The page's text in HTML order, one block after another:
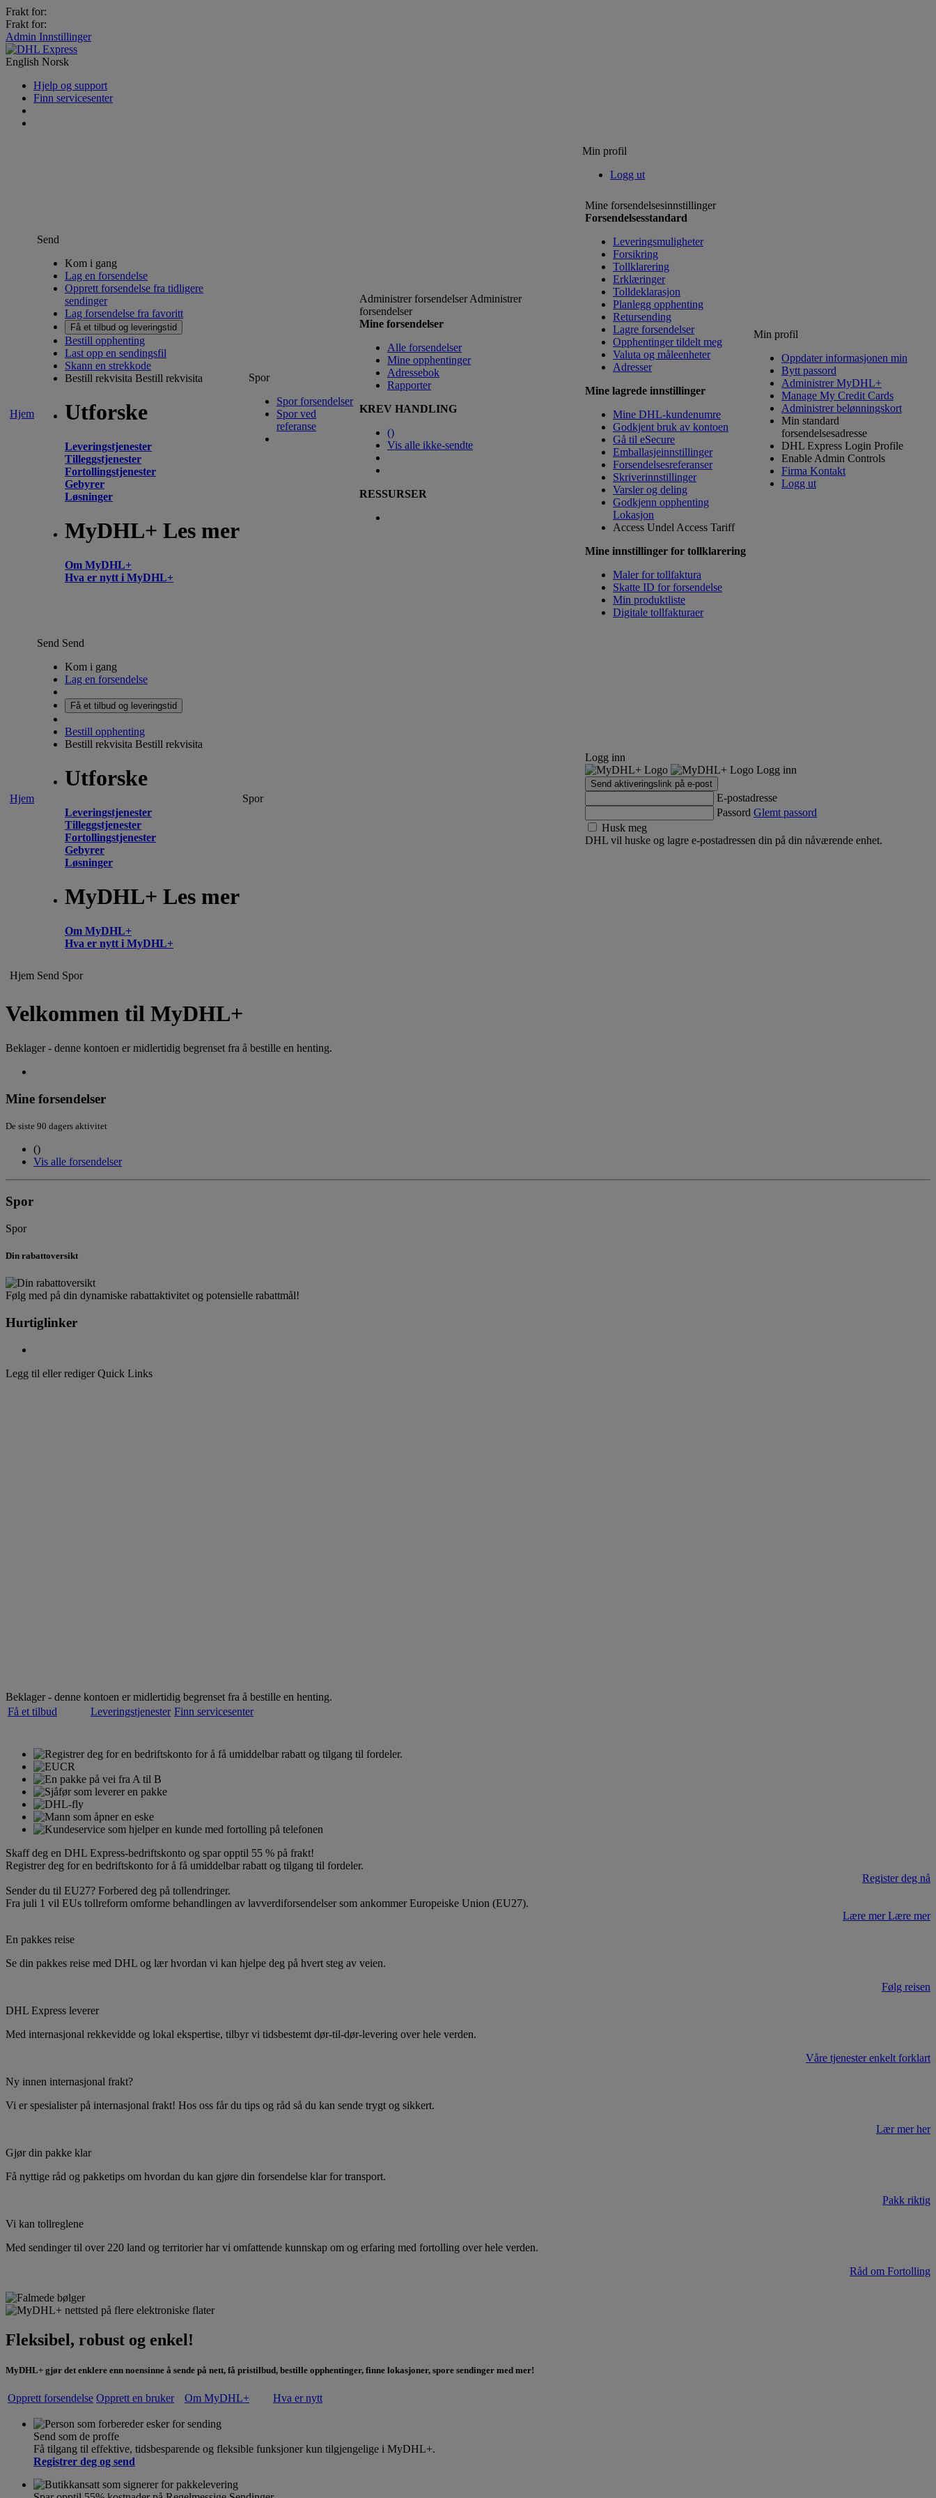
Frakt for:
Frakt for:
Admin Innstillinger
English Norsk
Hjelp og support
Finn servicesenter
Min profil
Logg ut
Hjem
Send
Kom i gang
Lag en forsendelse
Opprett forsendelse fra tidligere
sendinger
Lag forsendelse fra favoritt
Få et tilbud og leveringstid
Bestill opphenting
Last opp en sendingsfil
Skann en strekkode
Bestill rekvisita Bestill rekvisita
Utforske
Leveringstjenester
Tilleggstjenester
Fortollingstjenester
Gebyrer
Løsninger
MyDHL+ Les mer
Om MyDHL+
Hva er nytt i MyDHL+
Spor
Spor forsendelser
Spor ved
referanse
Administrer forsendelserAdministrer
forsendelser
Mine forsendelser
Alle forsendelser
Mine opphentinger
Adressebok
Rapporter
KREV HANDLING
()
Vis alle ikke-sendte
RESSURSER
Mine forsendelsesinnstillinger
Forsendelsesstandard
Leveringsmuligheter
Forsikring
Tollklarering
Erklæringer
Tolldeklarasjon
Planlegg opphenting
Retursending
Lagre forsendelser
Opphentinger tildelt meg
Valuta og måleenheter
Adresser
Mine lagrede innstillinger
Mine DHL-kundenumre
Godkjent bruk av kontoen
Gå til eSecure
Emballasjeinnstillinger
Forsendelsesreferanser
Skriverinnstillinger
Varsler og deling
Godkjenn opphenting
Lokasjon
Access Undel Access Tariff
Mine innstillinger for tollklarering
Maler for tollfaktura
Skatte ID for forsendelse
Min produktliste
Digitale tollfakturaer
Min profil
Oppdater informasjonen min
Bytt passord
Administrer MyDHL+
Manage My Credit Cards
Administrer belønningskort
Min standard
forsendelsesadresse
DHL Express Login Profile
Enable Admin Controls
Firma Kontakt
Logg ut
Hjem
Send Send
Kom i gang
Lag en forsendelse
Få et tilbud og leveringstid
Bestill opphenting
Bestill rekvisita Bestill rekvisita
Utforske
Leveringstjenester
Tilleggstjenester
Fortollingstjenester
Gebyrer
Løsninger
MyDHL+ Les mer
Om MyDHL+
Hva er nytt i MyDHL+
Spor
Logg inn
Logg inn
Send aktiveringslink på e-post
E-postadresse
Passord Glemt passord
Husk meg
DHL vil huske og lagre e-postadressen din på din nåværende enhet.
Hjem Send Spor
Velkommen til MyDHL+
Beklager - denne kontoen er midlertidig begrenset fra å bestille en henting.
Mine forsendelser
De siste 90 dagers aktivitet
()
Vis alle forsendelser
Spor
Spor
Din rabattoversikt
Følg med på din dynamiske rabattaktivitet og potensielle rabattmål!
Hurtiglinker
Legg til eller rediger Quick Links
Beklager - denne kontoen er midlertidig begrenset fra å bestille en henting.
Få et tilbud
Leveringstjenester Finn servicesenter
Skaff deg en DHL Express-bedriftskonto og spar opptil 55 % på frakt!
Registrer deg for en bedriftskonto for å få umiddelbar rabatt og tilgang til fordeler.
Register deg nå
Sender du til EU27? Forbered deg på tollendringer.
Fra juli 1 vil EUs tollreform omforme behandlingen av lavverdiforsendelser som ankommer Europeiske Union (EU27).
Lære mer Lære mer
En pakkes reise
Se din pakkes reise med DHL og lær hvordan vi kan hjelpe deg på hvert steg av veien.
Følg reisen
DHL Express leverer
Med internasjonal rekkevidde og lokal ekspertise, tilbyr vi tidsbestemt dør-til-dør-levering over hele verden.
Våre tjenester enkelt forklart
Ny innen internasjonal frakt?
Vi er spesialister på internasjonal frakt! Hos oss får du tips og råd så du kan sende trygt og sikkert.
Lær mer her
Gjør din pakke klar
Få nyttige råd og pakketips om hvordan du kan gjøre din forsendelse klar for transport.
Pakk riktig
Vi kan tollreglene
Med sendinger til over 220 land og territorier har vi omfattende kunnskap om og erfaring med fortolling over hele verden.
Råd om Fortolling
Fleksibel, robust og enkel!
MyDHL+ gjør det enklere enn noensinne å sende på nett, få pristilbud, bestille opphentinger, finne lokasjoner, spore sendinger med mer!
Opprett forsendelse Opprett en bruker Om MyDHL+ Hva er nytt
Send som de proffe
Få tilgang til effektive, tidsbesparende og fleksible funksjoner kun tilgjengelige i MyDHL+.
Registrer deg og send